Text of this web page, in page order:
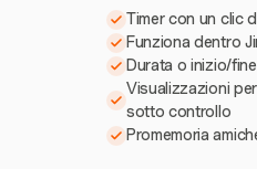
Timer con un clic
Funziona dentro
Durata o inizio/
Visualizzazioni
sotto controllo
Promemoria